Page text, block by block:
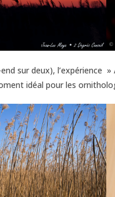
sur deux), l’expérience
idéal pour les